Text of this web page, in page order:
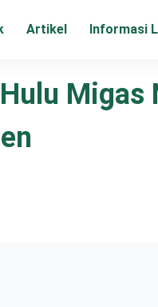
Artikel Informasi
Migas